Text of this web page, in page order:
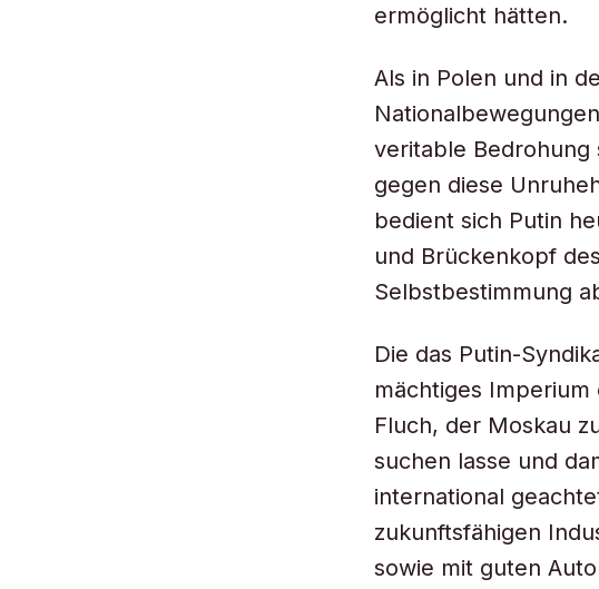
ermöglicht hätten.
Als in Polen und in
veritable Bedrohung
gegen diese
bedient sich Putin
und Brückenkopf
Selbstbestimmung
Die das Putin-
mächtiges Imperium
Fluch, der Moskau
suchen lasse und
international
zukunftsfähigen
sowie mit guten